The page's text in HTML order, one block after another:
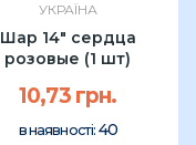
УКРАЇНА
Шар 14" сердца
розовые (1 шт)
10,73 грн.
в наявності: 40